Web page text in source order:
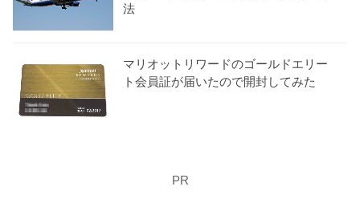
法
マリオットリワードのゴールドエリー
ト会員証が届いたので開封してみた
PR